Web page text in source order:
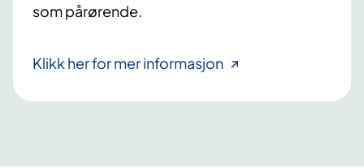
som pårørende.
Klikk her for mer informasjon